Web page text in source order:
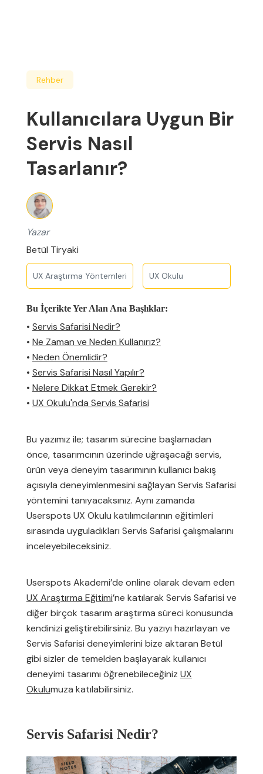
Rehber
Kullanıcılara Uygun Bir
Servis Nasıl
Tasarlanır?
Yazar
Betül Tiryaki
UX Araştırma Yöntemleri UX Okulu
Bu İçerikte Yer Alan Ana Başlıklar:
• Servis Safarisi Nedir?
• Ne Zaman ve Neden Kullanırız?
• Neden Önemlidir?
• Servis Safarisi Nasıl Yapılır?
• Nelere Dikkat Etmek Gerekir?
• UX Okulu'nda Servis Safarisi
Bu yazımız ile; tasarım sürecine başlamadan
önce, tasarımcının üzerinde uğraşacağı servis,
ürün veya deneyim tasarımının kullanıcı bakış
açısıyla deneyimlenmesini sağlayan Servis Safarisi
yöntemini tanıyacaksınız. Aynı zamanda
Userspots UX Okulu katılımcılarının eğitimleri
sırasında uyguladıkları Servis Safarisi çalışmalarını
inceleyebileceksiniz.
Userspots Akademi’de online olarak devam eden
UX Araştırma Eğitimi’ne katılarak Servis Safarisi ve
diğer birçok tasarım araştırma süreci konusunda
kendinizi geliştirebilirsiniz. Bu yazıyı hazırlayan ve
Servis Safarisi deneyimlerini bize aktaran Betül
gibi sizler de temelden başlayarak kullanıcı
deneyimi tasarımı öğrenebileceğiniz UX
Okulumuza katılabilirsiniz.
Servis Safarisi Nedir?